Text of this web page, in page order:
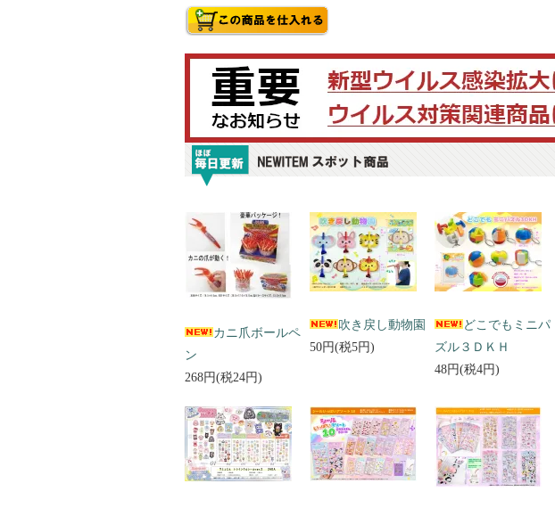
カニ爪ボールペ
ン
268円(税24円)
吹き戻し動物園
50円(税5円)
どこでもミニパ
ズル３ＤＫＨ
48円(税4円)